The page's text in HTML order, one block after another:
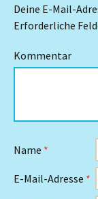
Deine E-Mail-
Erforderliche
Kommentar
Name *
E-Mail-Adresse *